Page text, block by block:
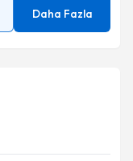
Daha Fazla